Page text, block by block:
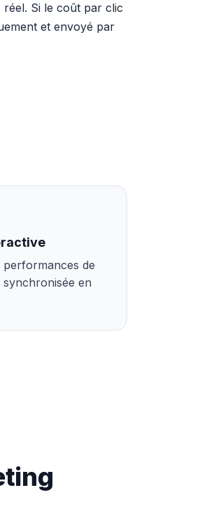
réel. Si le coût par clic
et envoyé par
performances de
en